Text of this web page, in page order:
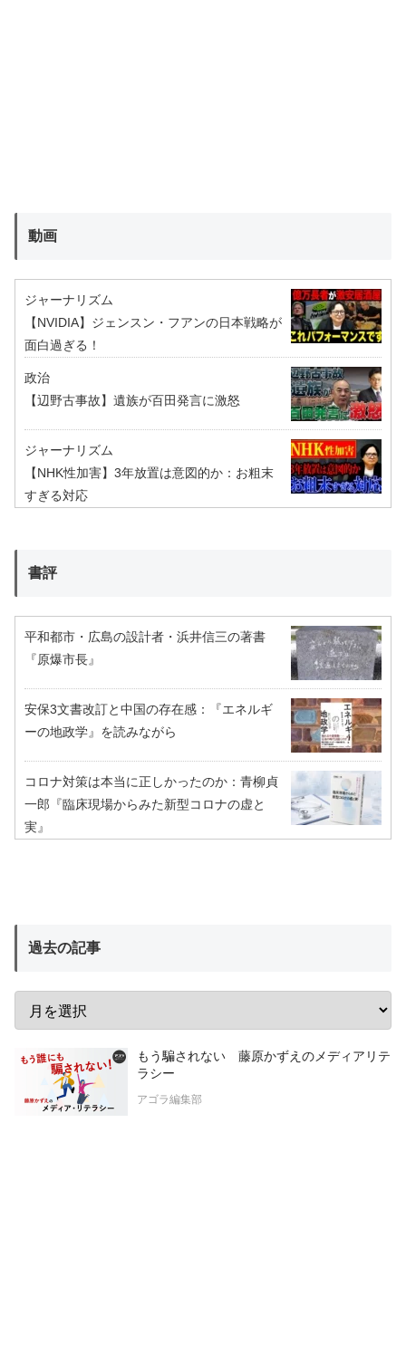
動画
ジャーナリズム
【NVIDIA】ジェンスン・フアンの日本戦略が
面白過ぎる！
政治
【辺野古事故】遺族が百田発言に激怒
ジャーナリズム
【NHK性加害】3年放置は意図的か：お粗末
すぎる対応
書評
平和都市・広島の設計者・浜井信三の著書
『原爆市長』
安保3文書改訂と中国の存在感：『エネルギ
ーの地政学』を読みながら
コロナ対策は本当に正しかったのか：青柳貞
一郎『臨床現場からみた新型コロナの虚と
実』
過去の記事
もう騙されない 藤原かずえのメディアリテ
ラシー
アゴラ編集部